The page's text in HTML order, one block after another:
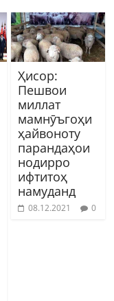
Ҳисор:
Пешвои
миллат
мамнӯъгоҳи
ҳайвоноту
парандаҳои
нодирро
ифтитоҳ
намуданд
08.12.2021 0